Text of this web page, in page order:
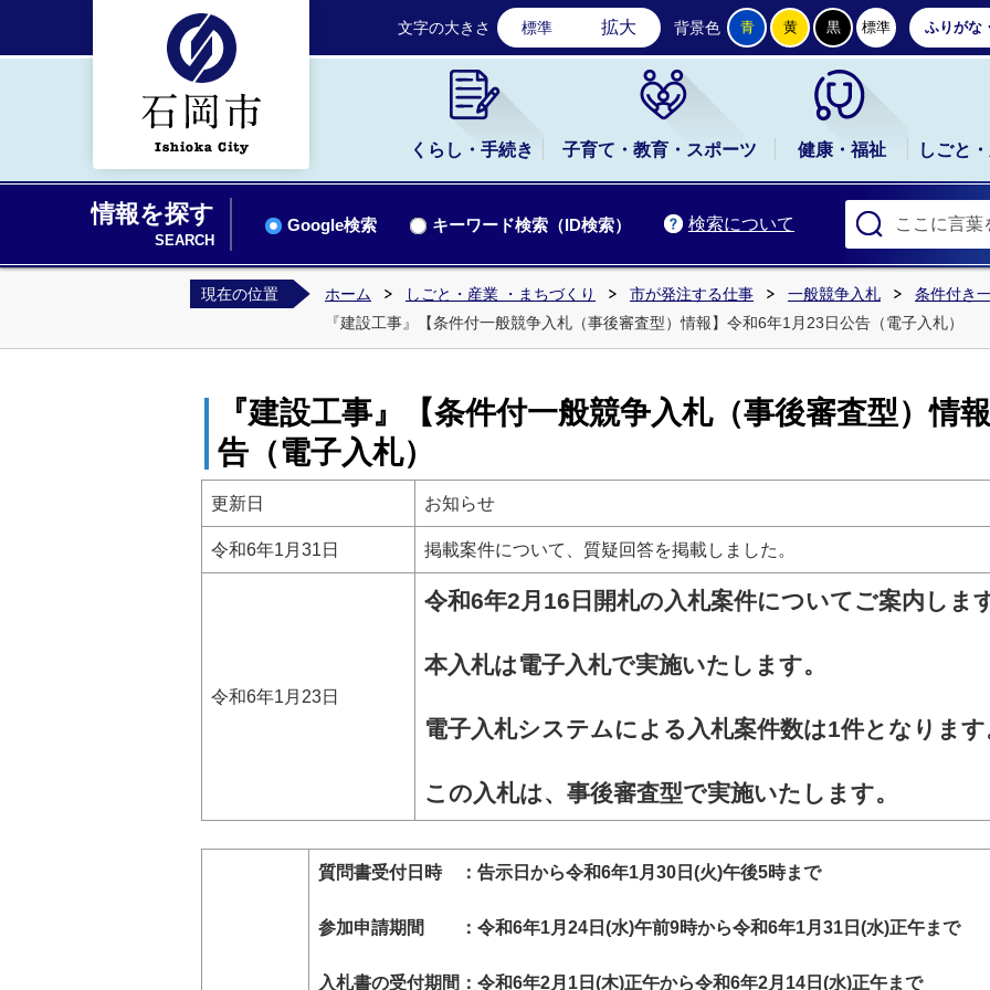
石岡市公式ホームページ
文字の大きさ 標準 拡大 背景色 青 黄 黒 標準 ふりがな
くらし・手続き 子育て・教育・スポーツ 健康・福祉 しごと
情報を探す
SEARCH
検索について
Google検索 キーワード検索（ID検索）
現在の位置 ホーム しごと・産業 ・まちづくり 市が発注する仕事 一般競争入札
条件付き
『建設工事』【条件付一般競争入札（事後審査型）情報】令和6年1月23日公告（電子入札）
『建設工事』【条件付一般競争入札（事後審査型）情
告（電子入札）
更新日 お知らせ
令和6年1月31日 掲載案件について、質疑回答を掲載しました。
令和6年1月23日
令和6年2月16日 開札の入札案件についてご案内しま
本入札は電子入札で実施いたします。
電子入札システムによる入札案件数は1件となります
この入札は、事後審査型で実施いたします。
質問書受付日時 ：告示日から令和6年1月30日(火)午後5時まで
参加申請期間 ：令和6年1月24日(水)午前9時から令和6年1月31日(水)正午まで
入札書の受付期間：令和6年2月1日(木)正午から令和6年2月14日(水)正午まで